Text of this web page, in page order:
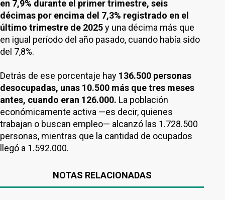
en 7,9% durante el primer trimestre, seis
décimas por encima del 7,3% registrado en el
último trimestre de 2025y una décima más que
en igual período del año pasado, cuando había sido
del 7,8%.
Detrás de ese porcentaje hay 136.500 personas
desocupadas, unas 10.500 más que tres meses
antes, cuando eran 126.000. La población
económicamente activa —es decir, quienes
trabajan o buscan empleo— alcanzó las 1.728.500
personas, mientras que la cantidad de ocupados
llegó a 1.592.000.
NOTAS RELACIONADAS